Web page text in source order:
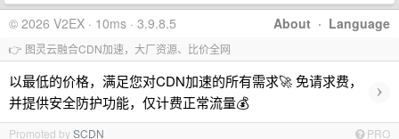
About · Language
© 2026 V2EX · 10ms · 3.9.8.5
👉 图灵云融合CDN加速，大厂资源、比价全网
以最低的价格，满足您对CDN加速的所有需求🚀 免请求费，
并提供安全防护功能，仅计费正常流量💰
›
Promoted bySCDN PRO